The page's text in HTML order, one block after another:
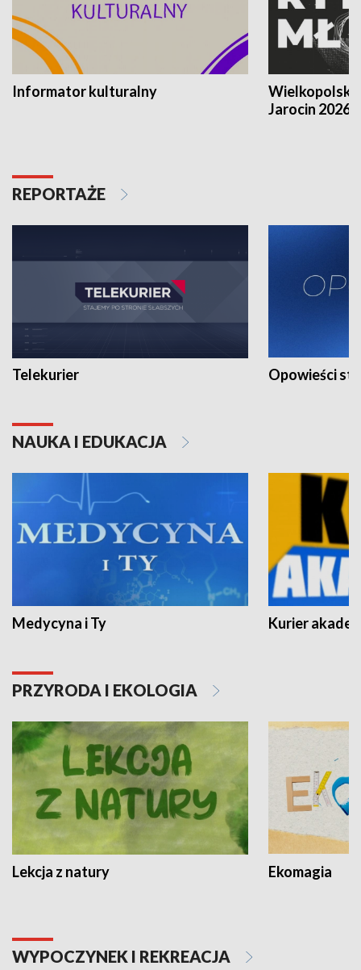
Informator kulturalny
Jarocin 2026
REPORTAŻE
Telekurier Opowieści
NAUKA I EDUKACJA
Medycyna i Ty Kurier
PRZYRODA I EKOLOGIA
Lekcja z natury Ekomagia
WYPOCZYNEK I REKREACJA